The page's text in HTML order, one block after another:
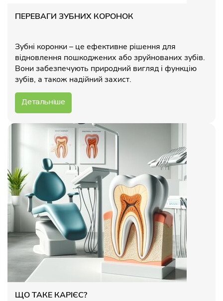
ПЕРЕВАГИ ЗУБНИХ КОРОНОК
Зубні коронки – це ефективне рішення для
відновлення пошкоджених або зруйнованих зубів.
Вони забезпечують природний вигляд і функцію
зубів, а також надійний захист.
Детальніше
ЩО ТАКЕ КАРІЄС?